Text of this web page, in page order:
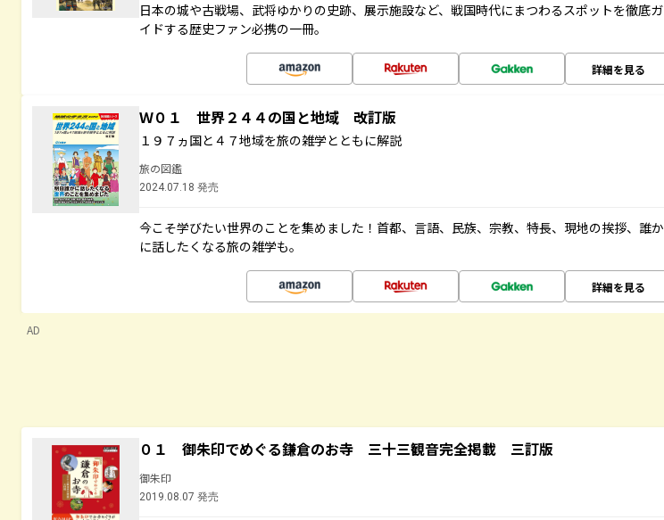
日本の城や古戦場、武将ゆかりの史跡、展示施設など、戦国時代にまつわるスポットを徹底ガ
イドする歴史ファン必携の一冊。
詳細を見る
Ｗ０１ 世界２４４の国と地域 改訂版
１９７ヵ国と４７地域を旅の雑学とともに解説
旅の図鑑
2024.07.18 発売
今こそ学びたい世界のことを集めました！首都、言語、民族、宗教、特長、現地の挨拶、誰か
に話したくなる旅の雑学も。
詳細を見る
AD
０１ 御朱印でめぐる鎌倉のお寺 三十三観音完全掲載 三訂版
御朱印
2019.08.07 発売